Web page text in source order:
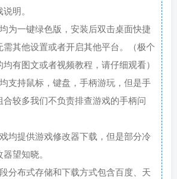
明。
为一键绿色版，安装后双击桌面快捷
需其他设置或者开启其他平台。（极个
有图文或者视频教程，请仔细观看）
支持鼠标，键盘，手柄游玩，但是手
较多我们不负责排查游戏的手柄问
均提供游戏修改器下载，但是部分冷
望知晓。
分布式存储和下载方式包含百度、天